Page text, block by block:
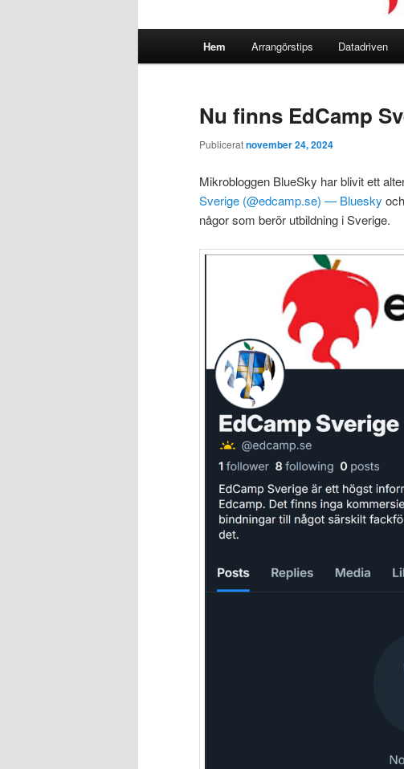
Hem Arrangörstips Datadriven
Nu finns EdCamp
Publiceratnovember 24, 2024
Mikrobloggen BlueSky har blivit ett
Sverige (@edcamp.se) — Bluesky
någor som berör utbildning i Sverige.